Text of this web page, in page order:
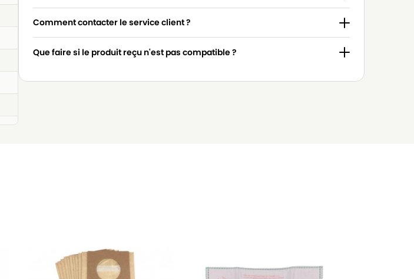
Comment contacter le service client ?
Que faire si le produit reçu n'est pas compatible ?